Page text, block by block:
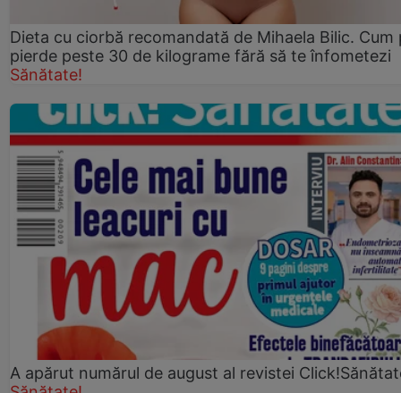
Dieta cu ciorbă recomandată de Mihaela Bilic. Cum
pierde peste 30 de kilograme fără să te înfometezi
Sănătate!
A apărut numărul de august al revistei